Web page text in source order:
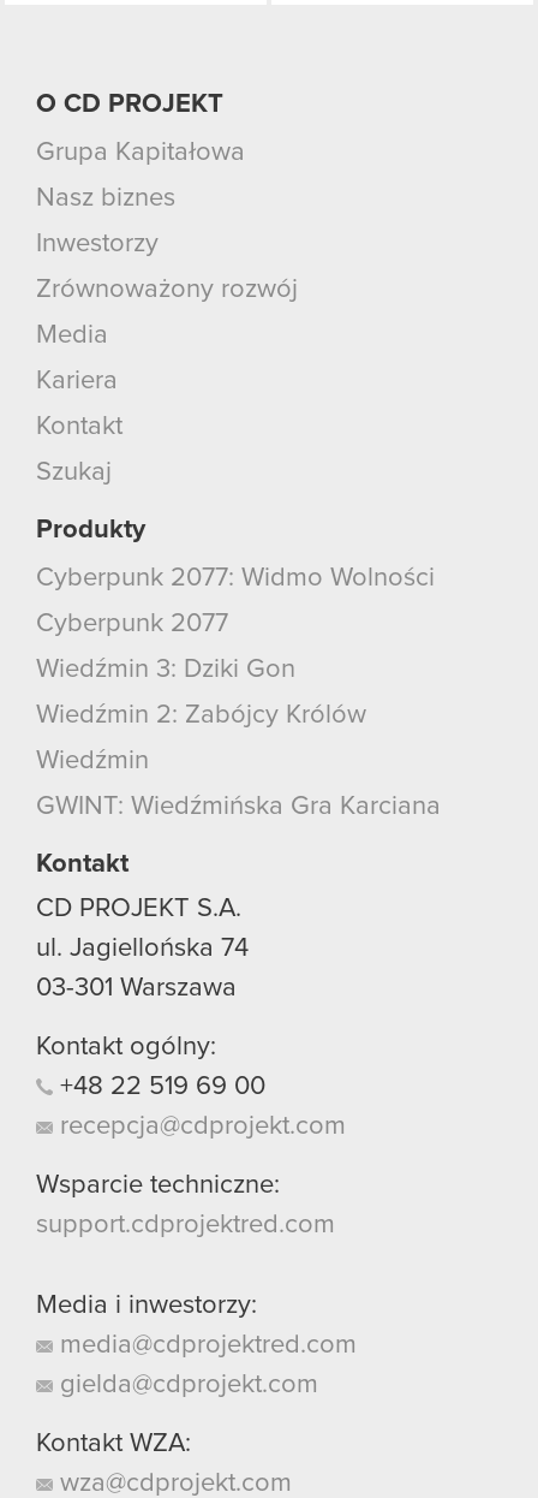
O CD PROJEKT
Grupa Kapitałowa
Nasz biznes
Inwestorzy
Zrównoważony rozwój
Media
Kariera
Kontakt
Szukaj
Produkty
Cyberpunk 2077: Widmo Wolności
Cyberpunk 2077
Wiedźmin 3: Dziki Gon
Wiedźmin 2: Zabójcy Królów
Wiedźmin
GWINT: Wiedźmińska Gra Karciana
Kontakt
CD PROJEKT S.A.
ul. Jagiellońska 74
03-301 Warszawa
Kontakt ogólny:
+48 22 519 69 00
recepcja@cdprojekt.com
Wsparcie techniczne:
support.cdprojektred.com
Media i inwestorzy:
media@cdprojektred.com
gielda@cdprojekt.com
Kontakt WZA:
wza@cdprojekt.com